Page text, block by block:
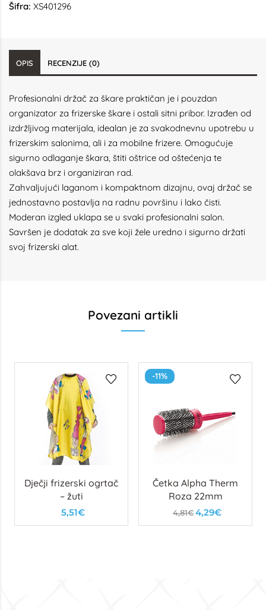
Šifra: XS401296
OPIS RECENZIJE (0)
Profesionalni držač za škare praktičan je i pouzdan
organizator za frizerske škare i ostali sitni pribor. Izrađen od
izdržljivog materijala, idealan je za svakodnevnu upotrebu u
frizerskim salonima, ali i za mobilne frizere. Omogućuje
sigurno odlaganje škara, štiti oštrice od oštećenja te
olakšava brz i organiziran rad.
Zahvaljujući laganom i kompaktnom dizajnu, ovaj držač se
jednostavno postavlja na radnu površinu i lako čisti.
Moderan izgled uklapa se u svaki profesionalni salon.
Savršen je dodatak za sve koji žele uredno i sigurno držati
svoj frizerski alat.
Povezani artikli
Dječji frizerski ogrtač
– žuti
5,51€
-11%
Četka Alpha Therm
Roza 22mm
4,81€4,29€